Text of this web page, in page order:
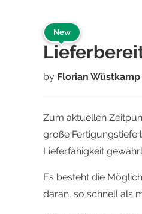
New
by Florian Wüstkamp
Zum aktuellen
große Fertigungstiefe
Lieferfähigkeit
Es besteht die
daran, so schnell als